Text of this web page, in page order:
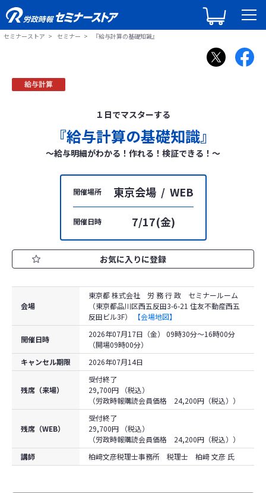
セミナーストア セミナー 『給与計算の基礎知識』
１日でマスターする
『給与計算の基礎知識』
～給与明細がわかる！作れる！検証できる！～
開催場所 東京会場 / WEB
開催日時 7/17(金)
お気に入りに登録
会場
東京都 株式会社 労 務 行 政 セミナールーム
（東京都品川区西五反田3-6-21 住友不動産西五
反田ビル3F）
【会場地図】
開催日時
2026年07月17日（金） 09時30分～16時00分
（開場09時00分）
キャンセル期限
2026年07月14日
残席（来場）
受付終了
29,700円 （税込）
（労政時報購読会員価格 24,200円（税込））
残席（WEB）
受付終了
29,700円 （税込）
（労政時報購読会員価格 24,200円（税込））
講師
柏﨑文彦税理士事務所 税理士 柏﨑 文彦 氏